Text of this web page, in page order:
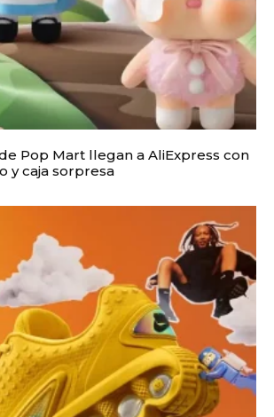
Pop Mart llegan a AliExpress con
y caja sorpresa